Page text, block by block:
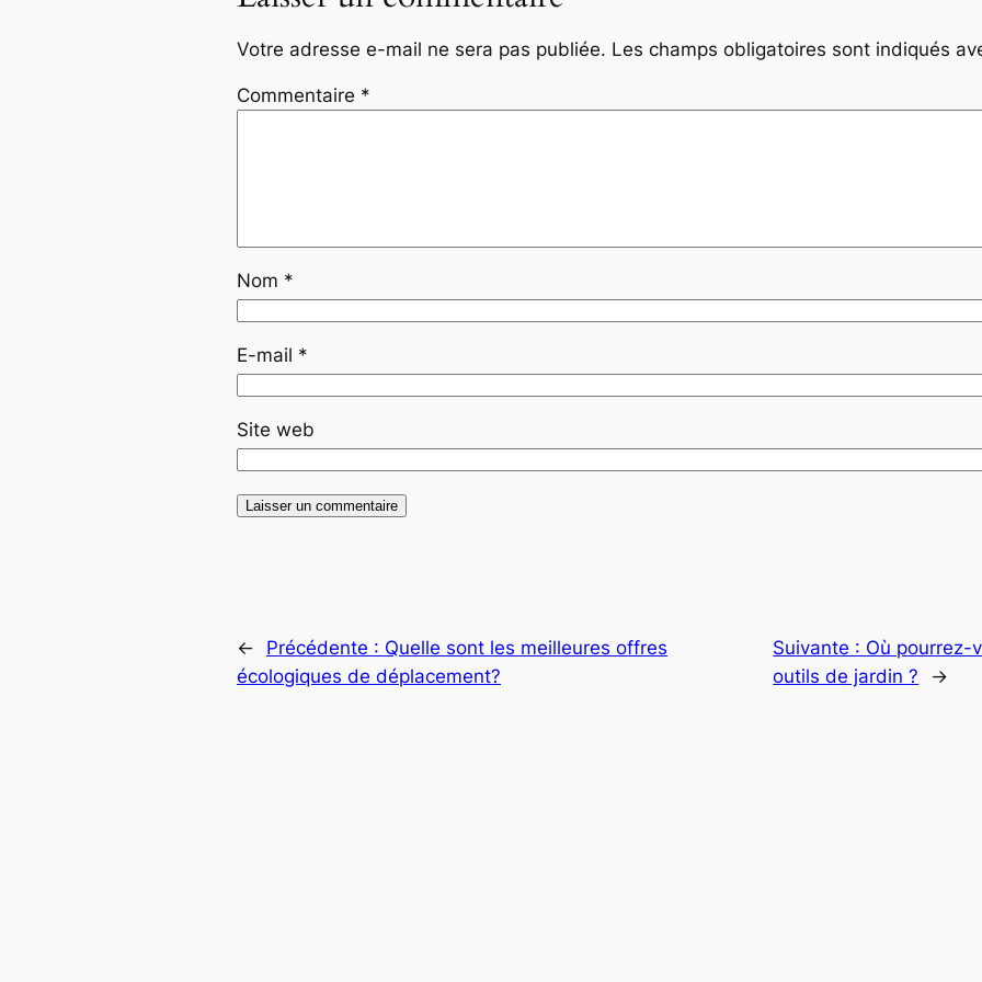
Votre adresse e-mail ne sera pas publiée. Les champs obligatoires sont indiqués
Commentaire *
Nom *
E-mail *
Site web
← Précédente : Quelle sont les meilleures offres
écologiques de déplacement?
Suivante : Où pourrez-
outils de jardin ?
→